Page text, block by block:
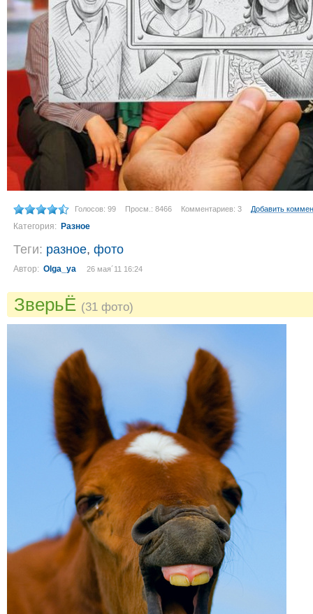
Голосов: 99 Просм.: 8466 Комментариев: 3 Добавить
Категория: Разное
Теги: разное, фото
Автор: Olga_ya 26 мая´11 16:24
ЗверьЁ (31 фото)